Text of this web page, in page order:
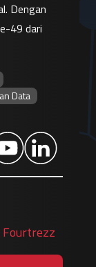
Dengan
49 dari
Data